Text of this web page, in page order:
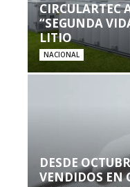
CIRCULARTEC
“SEGUNDA
LITIO
NACIONAL
DESDE
VENDIDOS EN